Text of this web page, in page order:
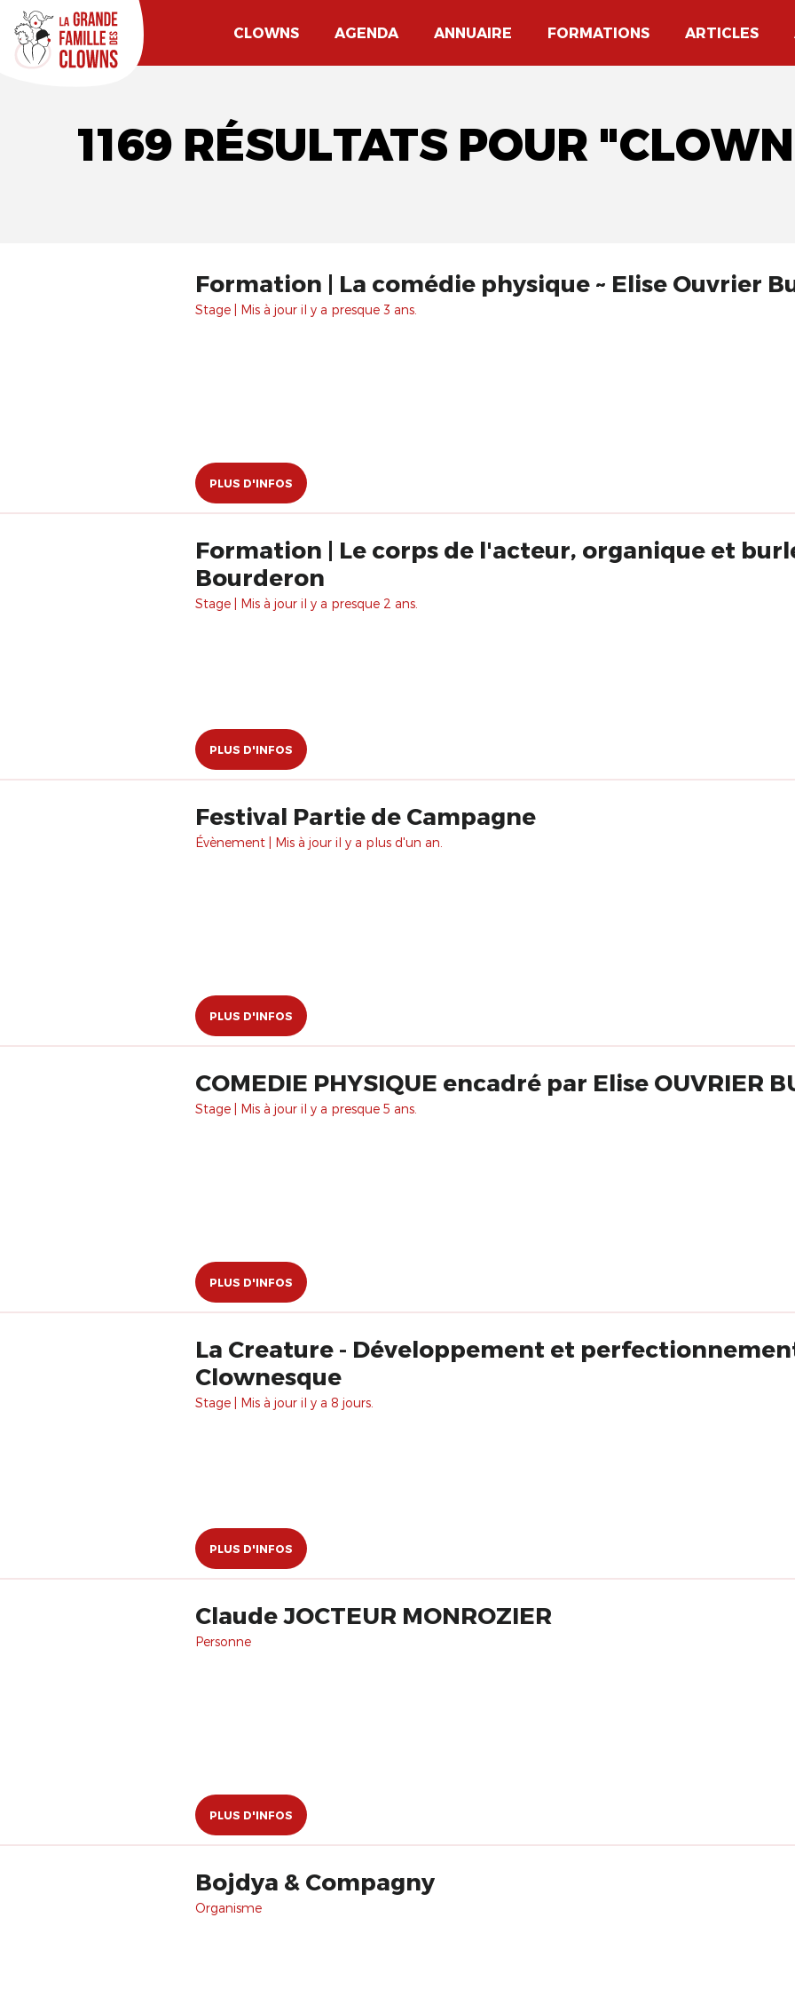
CLOWNS AGENDA ANNUAIRE FORMATIONS ARTICLES
1169 RÉSULTATS POUR
Formation | La comédie physique ~ Elise Ouvrier
Stage | Mis à jour il y a presque 3 ans.
PLUS D'INFOS
Formation | Le corps de l'acteur, organique et
Bourderon
Stage | Mis à jour il y a presque 2 ans.
PLUS D'INFOS
Festival Partie de Campagne
Évènement | Mis à jour il y a plus d'un an.
PLUS D'INFOS
COMEDIE PHYSIQUE encadré par Elise OUVRIER
Stage | Mis à jour il y a presque 5 ans.
PLUS D'INFOS
La Creature - Développement et perfectionnement de l'art
Clownesque
Stage | Mis à jour il y a 8 jours.
PLUS D'INFOS
Claude JOCTEUR MONROZIER
Personne
PLUS D'INFOS
Bojdya & Compagny
Organisme